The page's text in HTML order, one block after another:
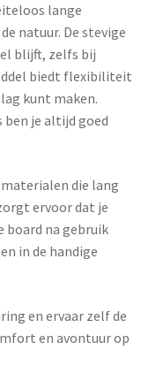
lange
natuur. De stevige
blijft, zelfs bij
biedt flexibiliteit
kunt maken.
ben je altijd goed
die lang
ervoor dat je
board na gebruik
in de handige
en ervaar zelf de
en avontuur op